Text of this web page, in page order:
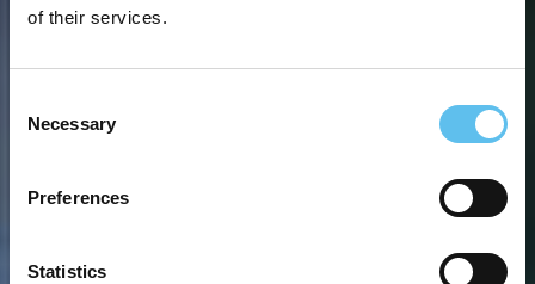
of their services.
Selection
Necessary
Preferences
Statistics